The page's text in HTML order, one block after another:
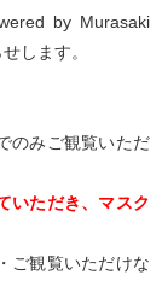
by Murasaki
します。
のみご観覧いただ
いただき、マスク
ご観覧いただけな